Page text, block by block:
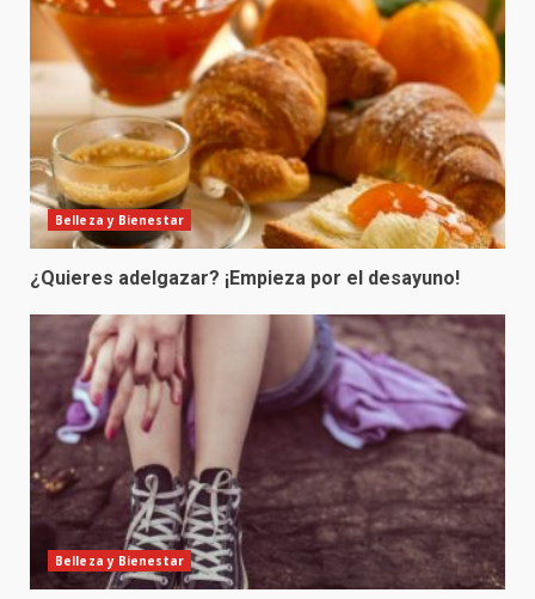
Belleza y Bienestar
¿Quieres adelgazar? ¡Empieza por el desayuno!
Belleza y Bienestar